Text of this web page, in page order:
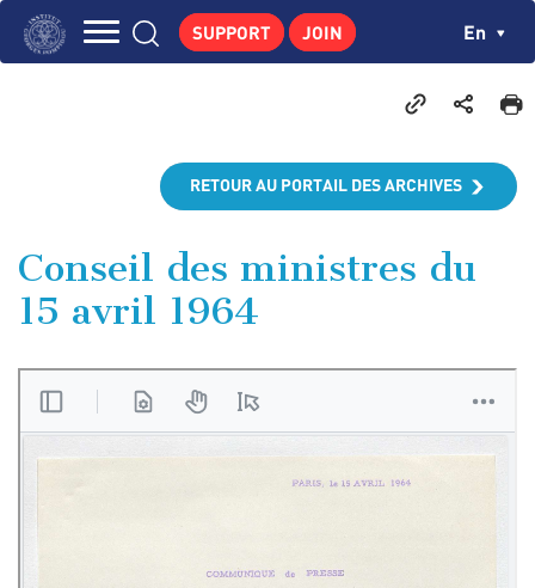
Skip
CENTRE DE RECHERCHES
PUBLICATIONS
NEWS
PEDAGOGICAL AREA
SUPPORT JOIN En
RETOUR AU PORTAIL DES ARCHIVES
Conseil des ministres du
15 avril 1964
Cookies management panel